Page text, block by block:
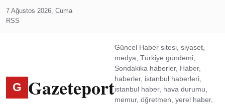
7 Ağustos 2026, Cuma
RSS
G Gazeteport
Güncel Haber sitesi, siyaset,
medya, Türkiye gündemi,
Sondakika haberler, Haber,
haberler, istanbul haberleri,
istanbul haber, hava durumu,
memur, öğretmen, yerel haber,